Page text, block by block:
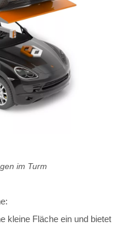
im Turm
kleine Fläche ein und bietet